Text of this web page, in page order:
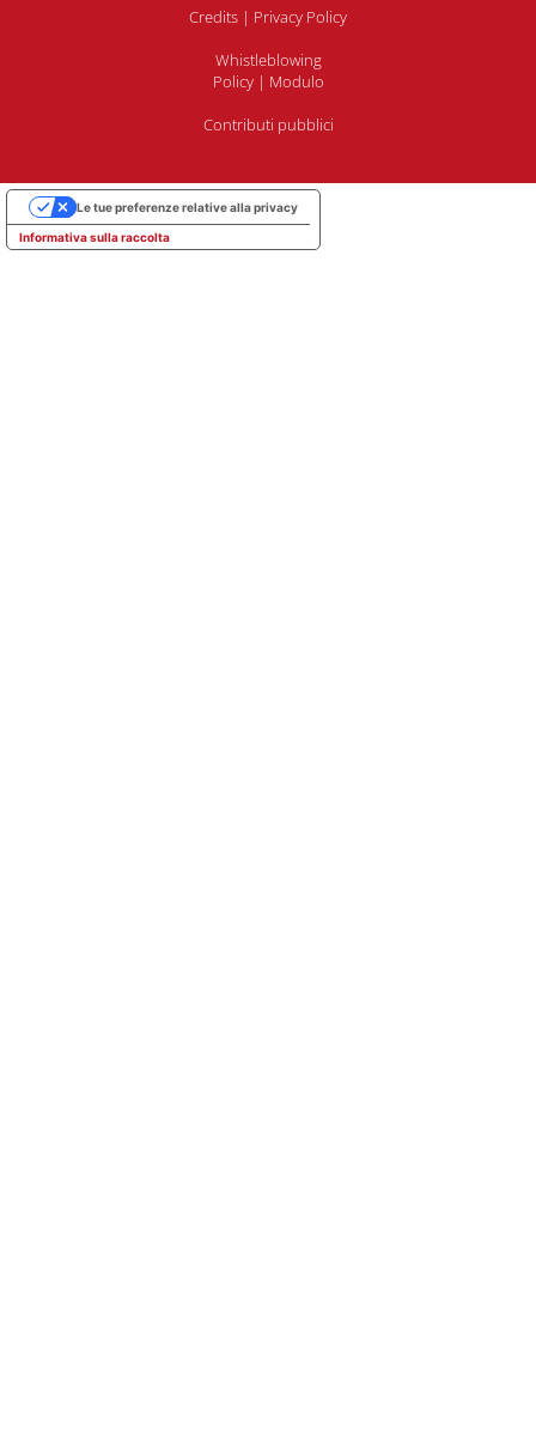
Credits | Privacy Policy
Whistleblowing
Policy| Modulo
Contributi pubblici
Informativa sulla raccolta
Le tue preferenze relative alla privacy